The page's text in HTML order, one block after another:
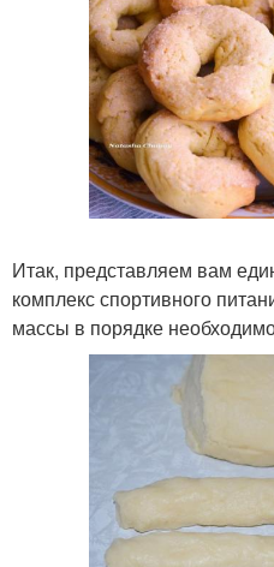
Итак, представляем вам
комплекс спортивного
массы в порядке